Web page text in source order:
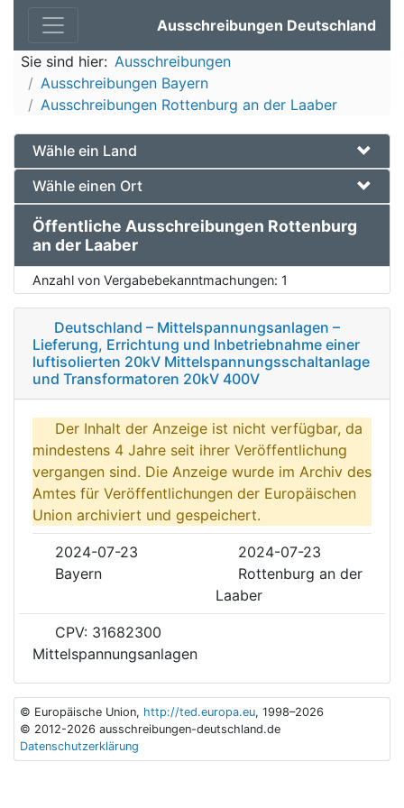
Ausschreibungen Deutschland
Sie sind hier: Ausschreibungen
Ausschreibungen Bayern
Ausschreibungen Rottenburg an der Laaber
Wähle ein Land
Wähle einen Ort
Öffentliche Ausschreibungen Rottenburg
an der Laaber
Anzahl von Vergabebekanntmachungen: 1
Deutschland – Mittelspannungsanlagen –
Lieferung, Errichtung und Inbetriebnahme einer
luftisolierten 20kV Mittelspannungsschaltanlage
und Transformatoren 20kV 400V
Der Inhalt der Anzeige ist nicht verfügbar, da
mindestens 4 Jahre seit ihrer Veröffentlichung
vergangen sind. Die Anzeige wurde im Archiv des
Amtes für Veröffentlichungen der Europäischen
Union archiviert und gespeichert.
2024-07-23
2024-07-23
Bayern
Rottenburg an der
Laaber
CPV: 31682300
Mittelspannungsanlagen
© Europäische Union, http://ted.europa.eu, 1998–2026
© 2012-2026 ausschreibungen-deutschland.de
Datenschutzerklärung